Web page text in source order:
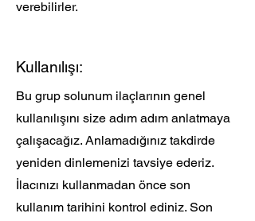
verebilirler.
Kullanılışı:
Bu grup solunum ilaçlarının genel
kullanılışını size adım adım anlatmaya
çalışacağız. Anlamadığınız takdirde
yeniden dinlemenizi tavsiye ederiz.
İlacınızı kullanmadan önce son
kullanım tarihini kontrol ediniz. Son